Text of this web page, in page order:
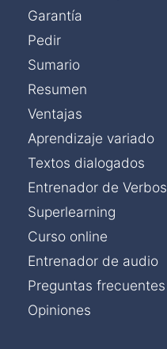
Garantía
Pedir
Sumario
Resumen
Ventajas
Aprendizaje variado
Textos dialogados
Entrenador de Verbos
Superlearning
Curso online
Entrenador de audio
Preguntas frecuentes
Opiniones